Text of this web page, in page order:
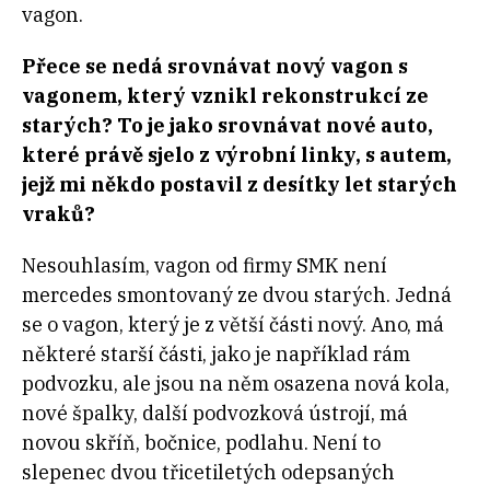
vagon.
Přece se nedá srovnávat nový vagon s
vagonem, který vznikl rekonstrukcí ze
starých? To je jako srovnávat nové auto,
které právě sjelo z výrobní linky, s autem,
jejž mi někdo postavil z desítky let starých
vraků?
Nesouhlasím, vagon od firmy SMK není
mercedes smontovaný ze dvou starých. Jedná
se o vagon, který je z větší části nový. Ano, má
některé starší části, jako je například rám
podvozku, ale jsou na něm osazena nová kola,
nové špalky, další podvozková ústrojí, má
novou skříň, bočnice, podlahu. Není to
slepenec dvou třicetiletých odepsaných